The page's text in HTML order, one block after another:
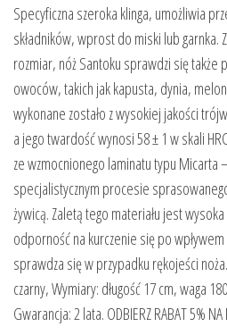
Specyficzna szeroka klinga, umożliwia
składników, wprost do miski lub garnka.
rozmiar, nóż Santoku sprawdzi się także
owoców, takich jak kapusta, dynia,
wykonane zostało z wysokiej jakości
a jego twardość wynosi 58 ± 1 w skali
ze wzmocnionego laminatu typu Micarta
specjalistycznym procesie
żywicą. Zaletą tego materiału jest
odporność na kurczenie się po
sprawdza się w przypadku rękojeści
czarny, Wymiary: długość 17 cm, waga
Gwarancja: 2 lata. ODBIERZ RABAT 5% NA